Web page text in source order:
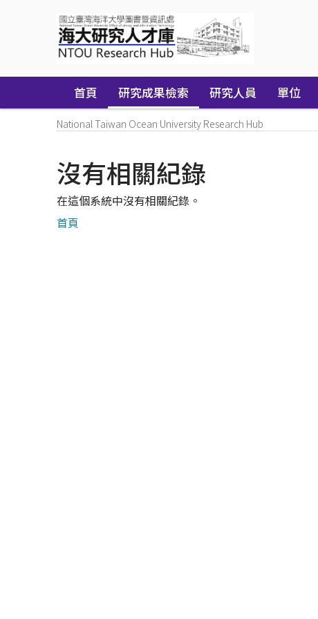
首頁 研究成果檢索 研究人員 單位
National Taiwan Ocean University Research Hub
沒有相關紀錄
在這個系統中沒有相關紀錄。
首頁